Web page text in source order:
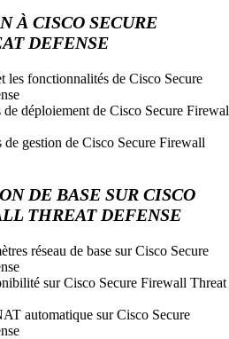
À CISCO SECURE
DEFENSE
les fonctionnalités de Cisco Secure
déploiement de Cisco Secure
gestion de Cisco Secure Firewall
DE BASE SUR CISCO
THREAT DEFENSE
réseau de base sur Cisco Secure
sur Cisco Secure Firewall Threat
automatique sur Cisco Secure